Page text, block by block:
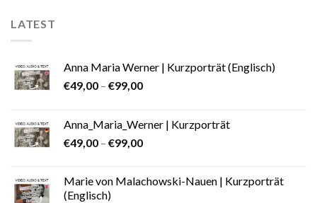
LATEST
Anna Maria Werner | Kurzporträt (Englisch)
€49,00 – €99,00
Anna_Maria_Werner | Kurzporträt
€49,00 – €99,00
Marie von Malachowski-Nauen | Kurzporträt
(Englisch)